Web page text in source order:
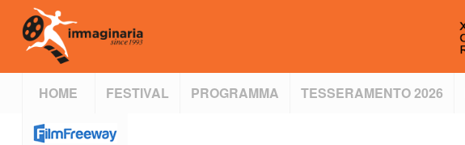
HOME FESTIVAL PROGRAMMA TESSERAMENTO 2026